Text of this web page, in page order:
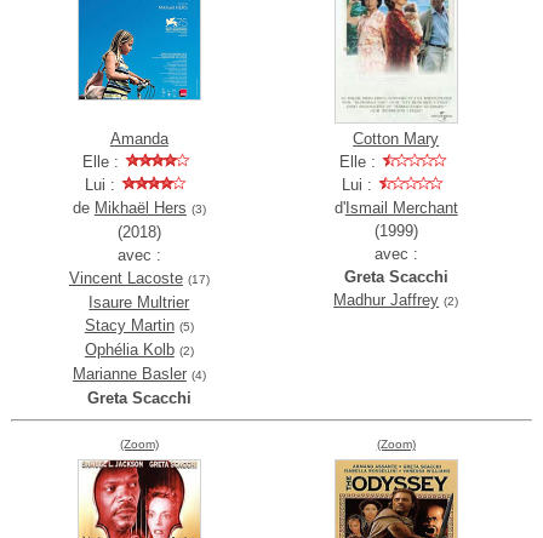
Amanda
Elle :
Lui :
de Mikhaël Hers (3)
(2018)
avec :
Vincent Lacoste (17)
Isaure Multrier
Stacy Martin (5)
Ophélia Kolb (2)
Marianne Basler (4)
Greta Scacchi
Cotton Mary
Elle :
Lui :
d'Ismail Merchant
(1999)
avec :
Greta Scacchi
Madhur Jaffrey (2)
(Zoom) (Zoom)